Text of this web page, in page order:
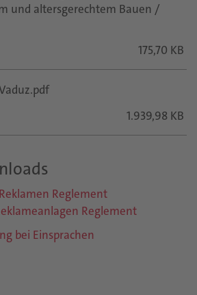
und altersgerechtem Bauen /
175,70 KB
1.939,98 KB
Reglement
Reglement
bei Einsprachen